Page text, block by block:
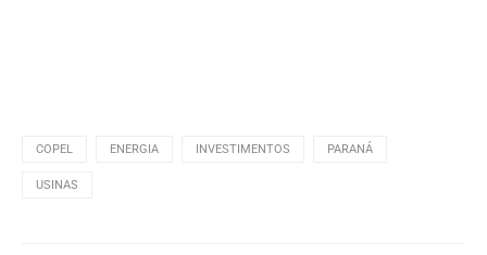
COPEL ENERGIA INVESTIMENTOS PARANÁ
USINAS